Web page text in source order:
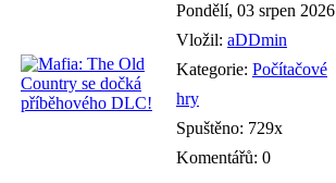
Pondělí, 03 srpen 2026
Vložil: aDDmin
Kategorie: Počítačové
hry
Spuštěno: 729x
Komentářů: 0